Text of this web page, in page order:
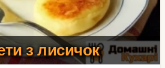
з лисичок